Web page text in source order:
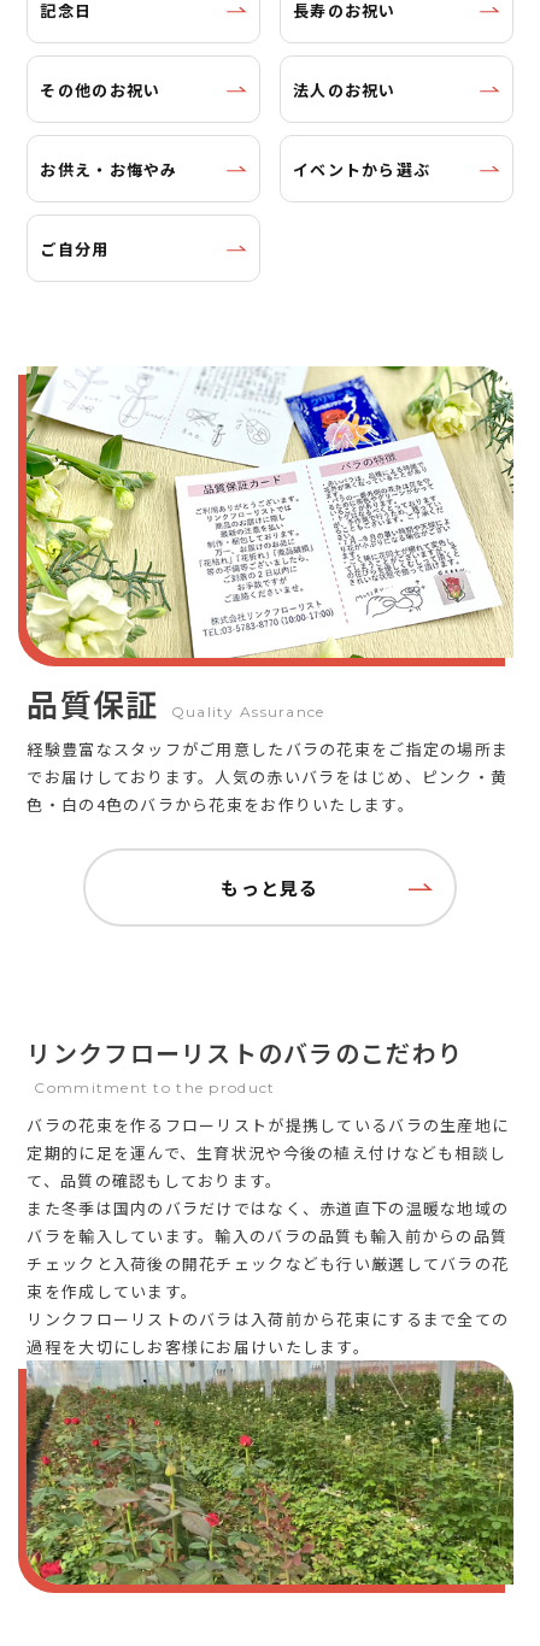
記念日 長寿のお祝い
その他のお祝い 法人のお祝い
お供え・お悔やみ イベントから選ぶ
ご自分用
品質保証 Quality Assurance
経験豊富なスタッフがご用意したバラの花束をご指定の場所ま
でお届けしております。人気の赤いバラをはじめ、ピンク・黄
色・白の4色のバラから花束をお作りいたします。
もっと見る
リンクフローリストのバラのこだわり
Commitment to the product
バラの花束を作るフローリストが提携しているバラの生産地に
定期的に足を運んで、生育状況や今後の植え付けなども相談し
て、品質の確認もしております。
また冬季は国内のバラだけではなく、赤道直下の温暖な地域の
バラを輸入しています。輸入のバラの品質も輸入前からの品質
チェックと入荷後の開花チェックなども行い厳選してバラの花
束を作成しています。
リンクフローリストのバラは入荷前から花束にするまで全ての
過程を大切にしお客様にお届けいたします。